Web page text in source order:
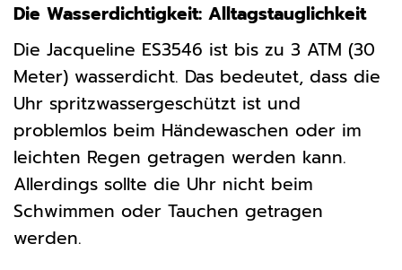
Die Wasserdichtigkeit: Alltagstauglichkeit
Die Jacqueline ES3546 ist bis zu 3 ATM (30
Meter) wasserdicht. Das bedeutet, dass die
Uhr spritzwassergeschützt ist und
problemlos beim Händewaschen oder im
leichten Regen getragen werden kann.
Allerdings sollte die Uhr nicht beim
Schwimmen oder Tauchen getragen
werden.